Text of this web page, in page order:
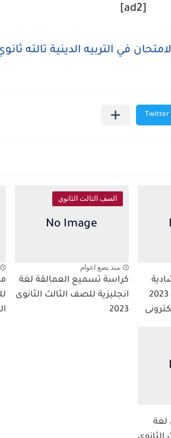
[ad2]
في التربيه الدينية تالته
للصف الثالث الثانوي 2023
الصف الثالث الثانوي
منذ بضع اعوام
كراسة تسميع العمالقة لغة
انجليزية للصف الثالث الثانوى
2023
لغة